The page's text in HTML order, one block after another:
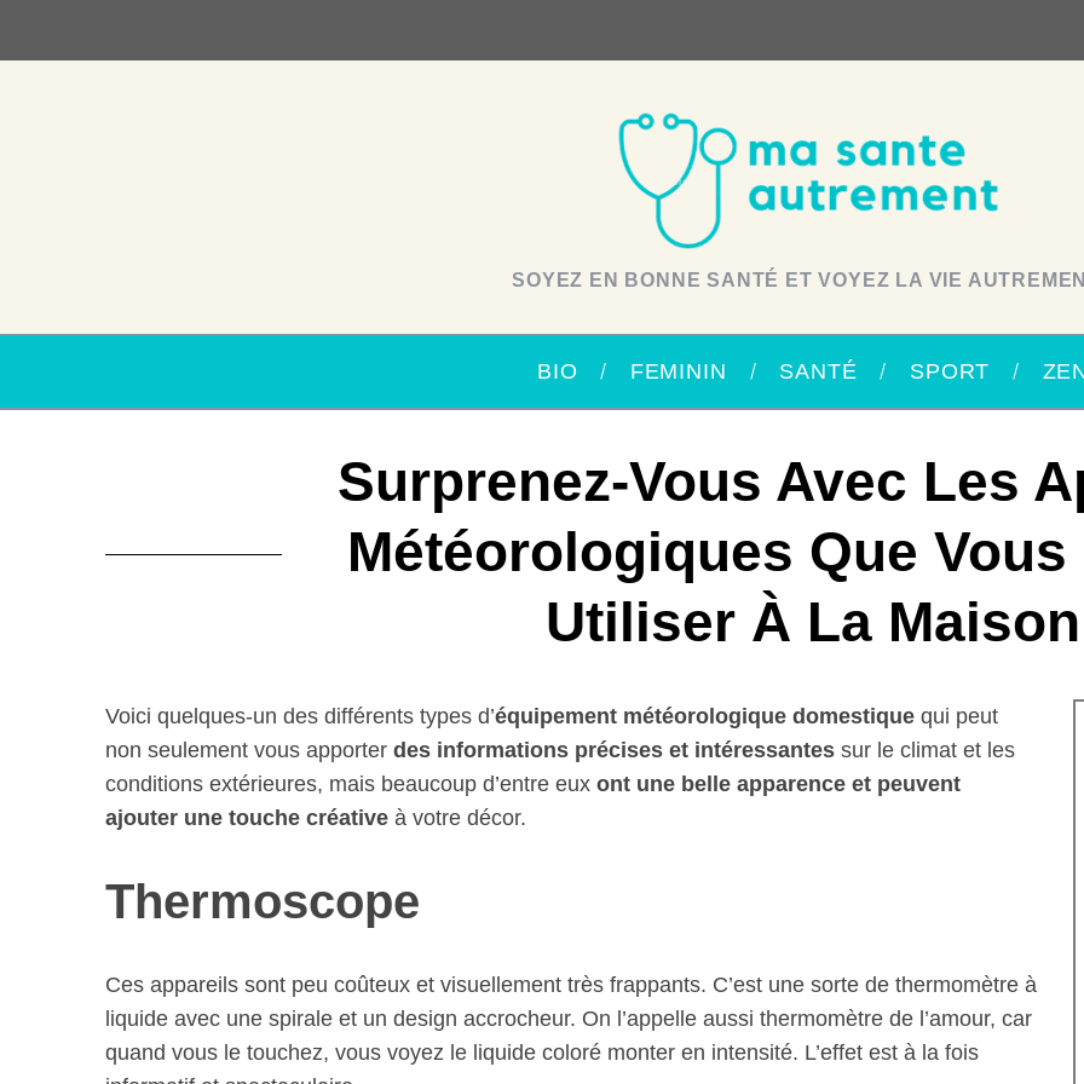
SOYEZ EN BONNE SANTÉ ET VOYEZ LA VIE
BIO FEMININ SANTÉ SPORT
Surprenez-Vous Avec Les
Météorologiques Que Vous
Utiliser À La Maison
Voici quelques-un des différents types d’équipement météorologique domestique qui peut
non seulement vous apporter des informations précises et intéressantes sur le climat et les
conditions extérieures, mais beaucoup d’entre eux ont une belle apparence et peuvent
ajouter une touche créative à votre décor.
Thermoscope
Ces appareils sont peu coûteux et visuellement très frappants. C’est une sorte de thermomètre à
liquide avec une spirale et un design accrocheur. On l’appelle aussi thermomètre de l’amour, car
quand vous le touchez, vous voyez le liquide coloré monter en intensité. L’effet est à la fois